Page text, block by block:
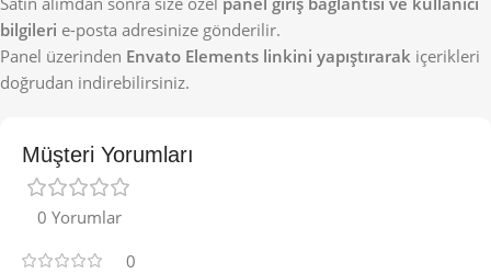
bilgileri e-posta adresinize gönderilir.
Panel üzerinden Envato Elements linkini yapıştırarak içerikleri
doğrudan indirebilirsiniz.
Müşteri Yorumları
0 Yorumlar
0